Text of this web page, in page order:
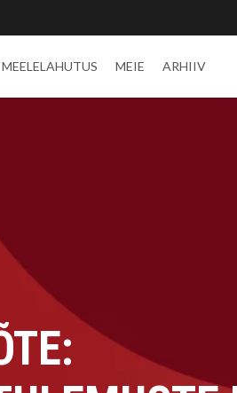
MEELELAHUTUS MEIE ARHIIV